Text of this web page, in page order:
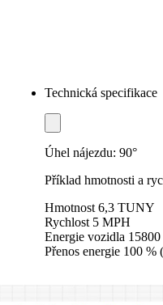
Technická specifikace
Úhel nájezdu: 90°
Příklad hmotnosti a
Hmotnost 6,3 TUNY
Rychlost 5 MPH
Energie vozidla
Přenos energie 100